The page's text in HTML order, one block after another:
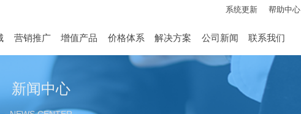
系统更新 帮助中心
营销推广 增值产品 价格体系 解决方案 公司新闻 联系我们
新闻中心